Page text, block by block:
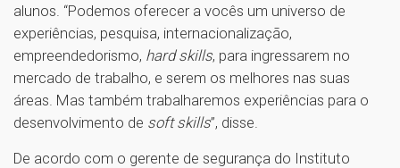
alunos. “Podemos oferecer a vocês um universo de
experiências, pesquisa, internacionalização,
empreendedorismo, hard skills, para ingressarem no
mercado de trabalho, e serem os melhores nas suas
áreas. Mas também trabalharemos experiências para o
desenvolvimento de soft skills”, disse.
De acordo com o gerente de segurança do Instituto